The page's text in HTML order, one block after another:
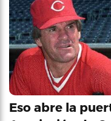
Eso abre la